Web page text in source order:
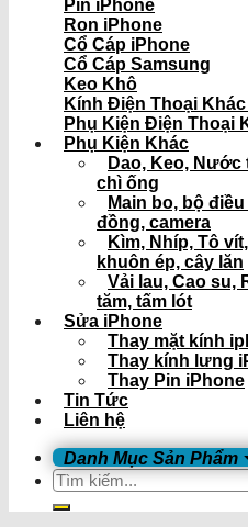
Pin iPhone
Ron iPhone
Cổ Cáp iPhone
Cổ Cáp Samsung
Keo Khô
Kính Điện Thoại
Phụ Kiện Điện Thoại
Phụ Kiện Khác
Dao, Keo,
chì ống
Main bo, bộ
đồng, camera
Kìm, Nhíp, Tô
khuôn ép, cây lăn
Vải lau, Cao su,
tăm, tấm lót
Sửa iPhone
Thay mặt kính
Thay kính lưng
Thay Pin iPhone
Tin Tức
Liên hệ
Tìm
kiếm: